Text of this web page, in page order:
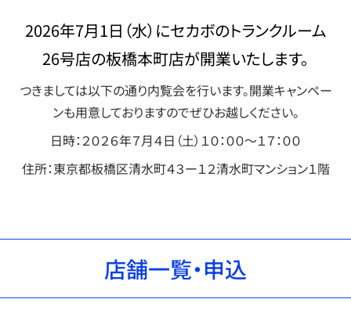
2026年7月1日（水）にセカボのトランクルーム
26号店の板橋本町店が開業いたします。
つきましては以下の通り内覧会を行います。開業キャンペー
ンも用意しておりますのでぜひお越しください。
日時：２０２６年７月４日（土）１０：００〜１７：００
住所：東京都板橋区清水町４３ー１２清水町マンション１階
店舗一覧・申込